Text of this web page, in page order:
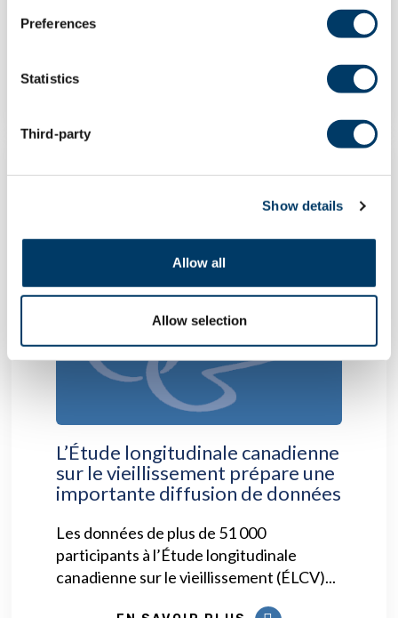
Preferences
Statistics
Third-party
Show details
Allow all
Allow selection
sur le vieillissement
MESSAGE
L’Étude longitudinale canadienne
sur le vieillissement prépare une
importante diffusion de données
Les données de plus de 51 000
participants à l’Étude longitudinale
canadienne sur le vieillissement (ÉLCV)...